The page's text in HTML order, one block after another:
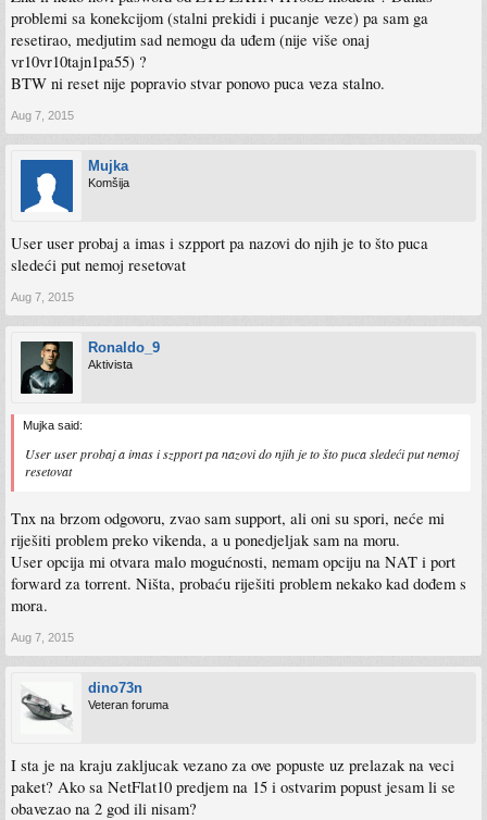
problemi sa konekcijom (stalni prekidi i pucanje veze) pa sam ga
resetirao, medjutim sad nemogu da uđem (nije više onaj
vr10vr10tajn1pa55) ?
BTW ni reset nije popravio stvar ponovo puca veza stalno.
Aug 7, 2015
Mujka
Komšija
User user probaj a imas i szpport pa nazovi do njih je to što puca
sledeći put nemoj resetovat
Aug 7, 2015
Ronaldo_9
Aktivista
Mujka said:
User user probaj a imas i szpport pa nazovi do njih je to što puca sledeći put nemoj
resetovat
Tnx na brzom odgovoru, zvao sam support, ali oni su spori, neće mi
riješiti problem preko vikenda, a u ponedjeljak sam na moru.
User opcija mi otvara malo mogućnosti, nemam opciju na NAT i port
forward za torrent. Ništa, probaću riješiti problem nekako kad dođem s
mora.
Aug 7, 2015
dino73n
Veteran foruma
I sta je na kraju zakljucak vezano za ove popuste uz prelazak na veci
paket? Ako sa NetFlat10 predjem na 15 i ostvarim popust jesam li se
obavezao na 2 god ili nisam?